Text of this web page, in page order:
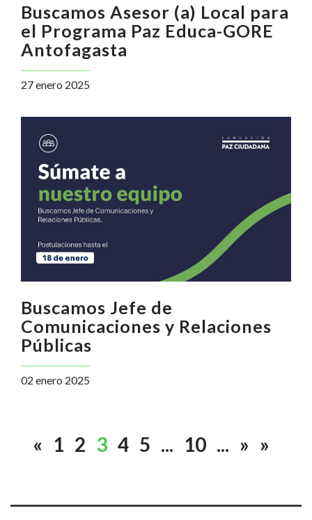
Buscamos Asesor (a) Local para
el Programa Paz Educa-GORE
Antofagasta
27 enero 2025
Buscamos Jefe de
Comunicaciones y Relaciones
Públicas
02 enero 2025
« 1 2 3 4 5 ... 10 ... » »